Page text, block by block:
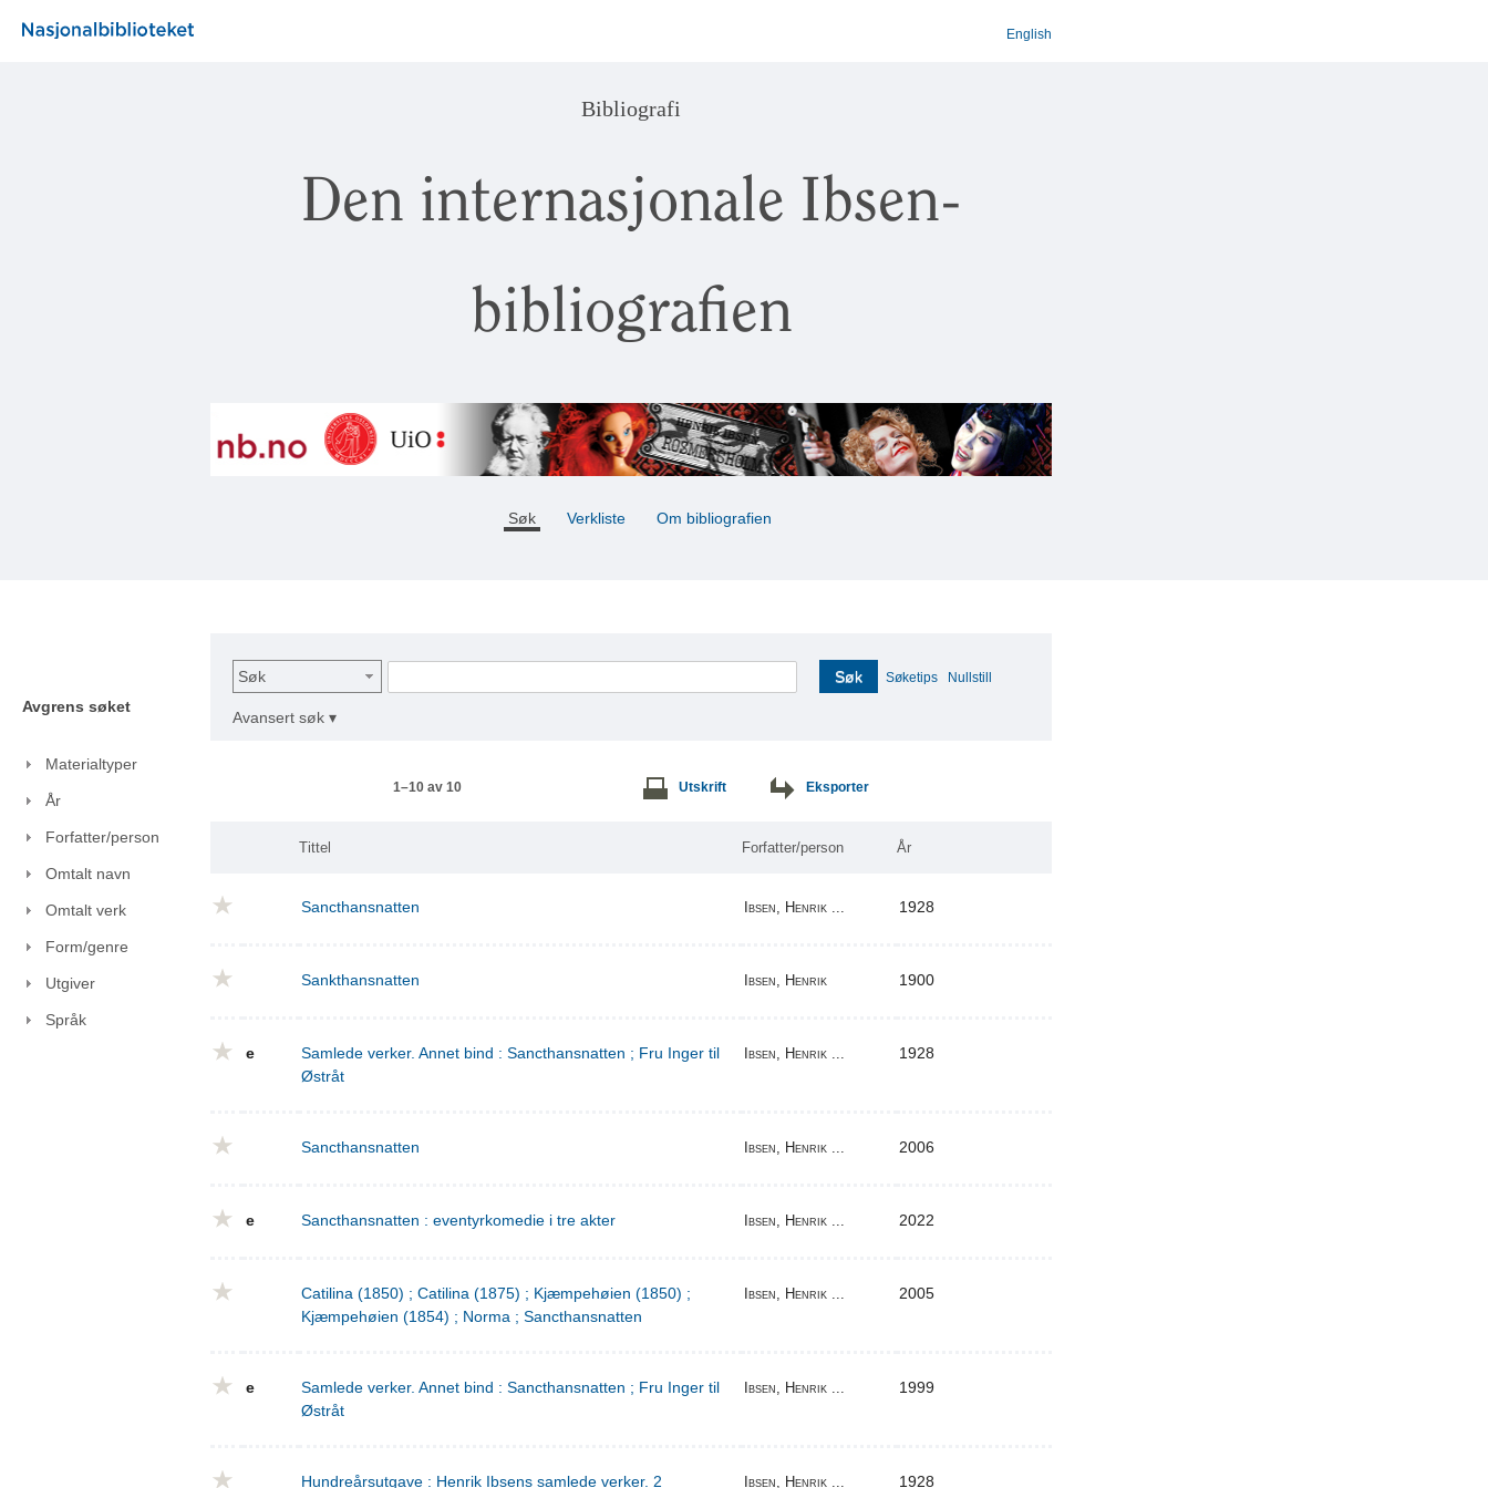
English
Bibliografi
Den internasjonale Ibsen-
bibliografien
Søk Verkliste Om bibliografien
Avgrens søket
Materialtyper
År
Forfatter/person
Omtalt navn
Omtalt verk
Form/genre
Utgiver
Språk
Søk Søk Søketips Nullstill
Avansert søk ▾
1–10 av 10 Utskrift Eksporter
Tittel Forfatter/person År
Sancthansnatten Ibsen, Henrik ... 1928
Sankthansnatten Ibsen, Henrik 1900
e
Samlede verker. Annet bind : Sancthansnatten ; Fru Inger til
Østråt
Ibsen, Henrik ... 1928
Sancthansnatten Ibsen, Henrik ... 2006
e Sancthansnatten : eventyrkomedie i tre akter Ibsen, Henrik ... 2022
Catilina (1850) ; Catilina (1875) ; Kjæmpehøien (1850) ;
Kjæmpehøien (1854) ; Norma ; Sancthansnatten
Ibsen, Henrik ... 2005
e
Samlede verker. Annet bind : Sancthansnatten ; Fru Inger til
Østråt
Ibsen, Henrik ... 1999
Hundreårsutgave : Henrik Ibsens samlede verker. 2 Ibsen, Henrik ... 1928